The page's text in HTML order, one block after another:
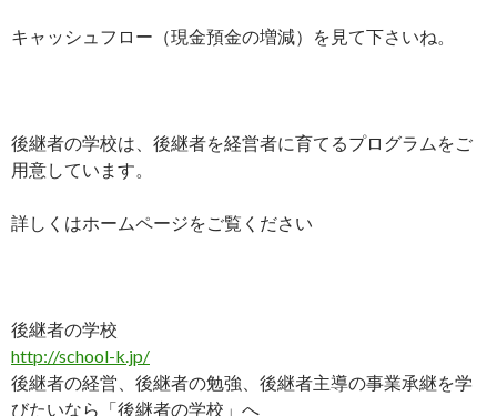
キャッシュフロー（現金預金の増減）を見て下さいね。
後継者の学校は、後継者を経営者に育てるプログラムをご
用意しています。
詳しくはホームページをご覧ください
後継者の学校
http://school-k.jp/
後継者の経営、後継者の勉強、後継者主導の事業承継を学
びたいなら「後継者の学校」へ